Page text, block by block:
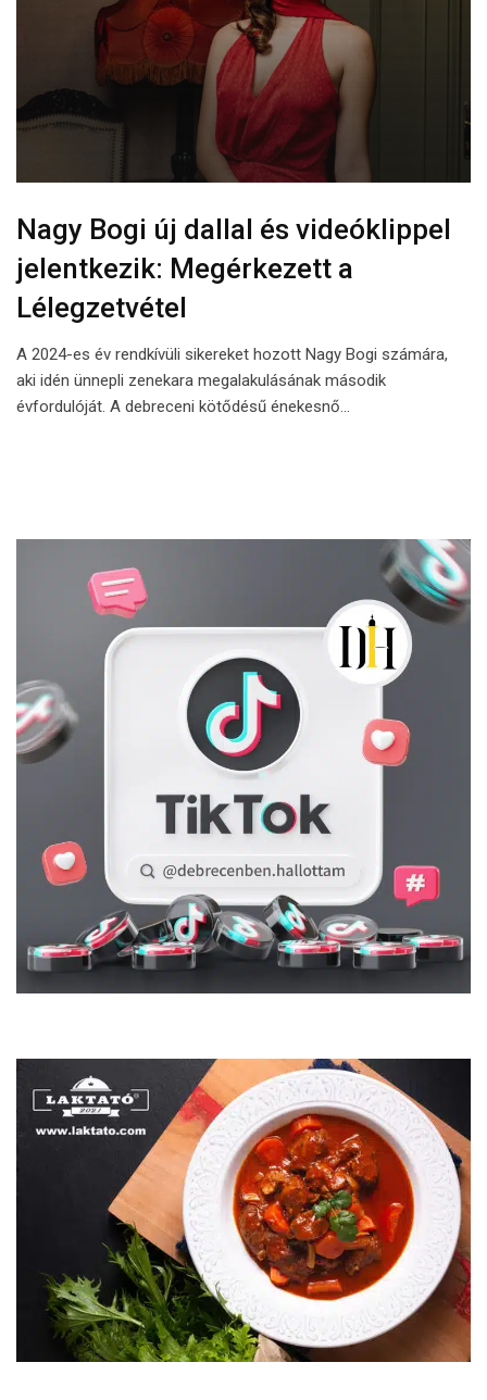
Nagy Bogi új dallal és videóklippel
jelentkezik: Megérkezett a
Lélegzetvétel
A 2024-es év rendkívüli sikereket hozott Nagy Bogi számára,
aki idén ünnepli zenekara megalakulásának második
évfordulóját. A debreceni kötődésű énekesnő…